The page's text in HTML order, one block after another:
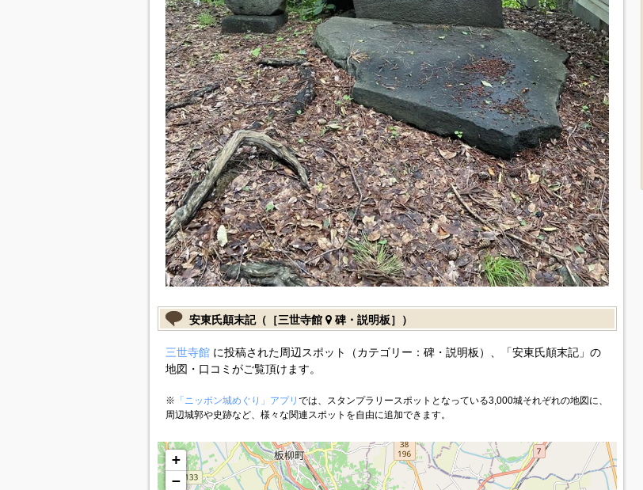
安東氏顛末記（［三世寺館 碑・説明板］）
三世寺館に投稿された周辺スポット（カテゴリー：碑・説明板）、「安東氏顛末記」の
地図・口コミがご覧頂けます。
※ 「ニッポン城めぐり」アプリ では、スタンプラリースポットとなっている3,000城それぞれの地図に、
周辺城郭や史跡など、様々な関連スポットを自由に追加できます。
+
−